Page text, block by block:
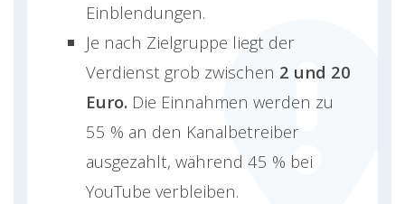
Einblendungen.
Je nach Zielgruppe liegt der
Verdienst grob zwischen 2 und 20
Euro. Die Einnahmen werden zu
55 % an den Kanalbetreiber
ausgezahlt, während 45 % bei
YouTube verbleiben.